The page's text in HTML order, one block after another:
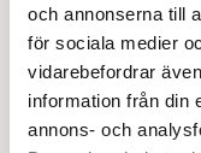
och annonserna till
för sociala medier
vidarebefordrar
information från din
annons- och